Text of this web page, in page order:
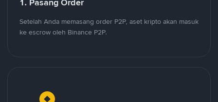
1. Pasang Order
Setelah Anda memasang order P2P, aset kripto akan masuk
ke escrow oleh Binance P2P.